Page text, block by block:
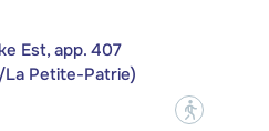
Est, app. 407
Petite-Patrie)
?